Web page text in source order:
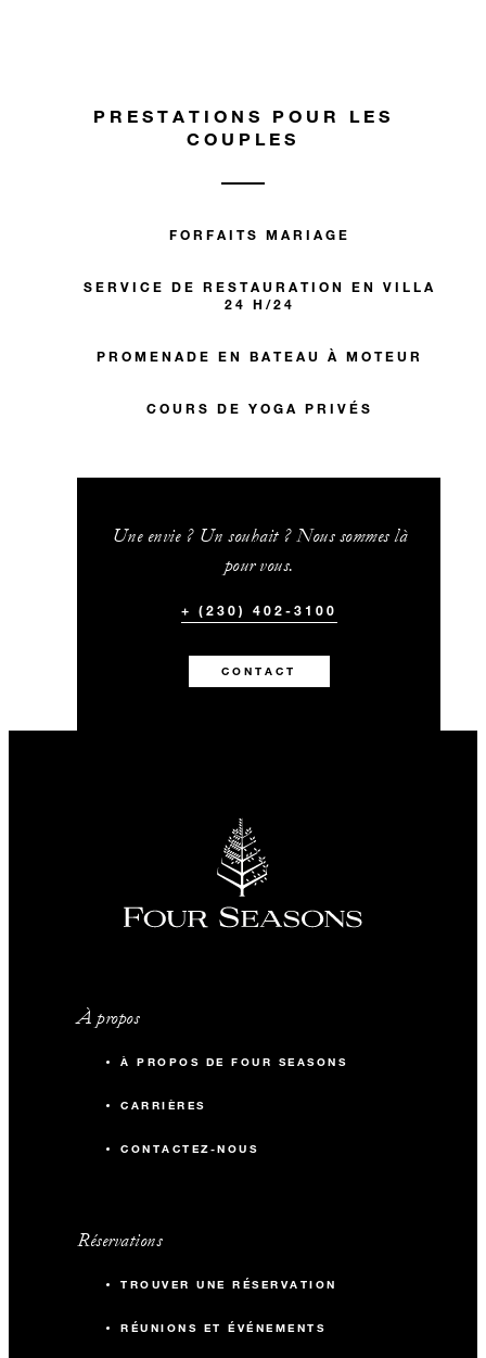
PRESTATIONS POUR LES
COUPLES
FORFAITS MARIAGE
SERVICE DE RESTAURATION EN VILLA
24 H/24
PROMENADE EN BATEAU À MOTEUR
COURS DE YOGA PRIVÉS
Une envie ? Un souhait ? Nous sommes là
pour vous.
+ (230) 402-3100
CONTACT
À propos
À PROPOS DE FOUR SEASONS
CARRIÈRES
CONTACTEZ-NOUS
Réservations
TROUVER UNE RÉSERVATION
RÉUNIONS ET ÉVÉNEMENTS